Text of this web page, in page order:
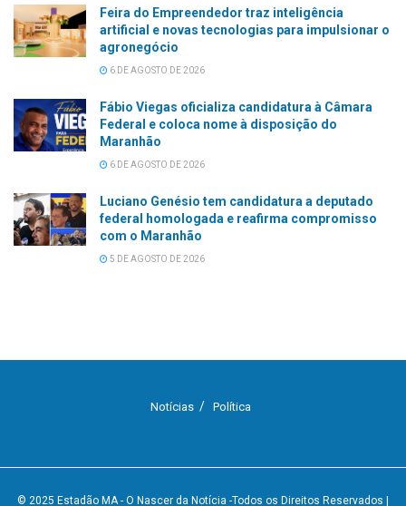
Feira do Empreendedor traz inteligência
artificial e novas tecnologias para impulsionar o
agronegócio
6 DE AGOSTO DE 2026
Fábio Viegas oficializa candidatura à Câmara
Federal e coloca nome à disposição do
Maranhão
6 DE AGOSTO DE 2026
Luciano Genésio tem candidatura a deputado
federal homologada e reafirma compromisso
com o Maranhão
5 DE AGOSTO DE 2026
Notícias Política
© 2025 Estadão MA - O Nascer da Notícia -Todos os Direitos Reservados